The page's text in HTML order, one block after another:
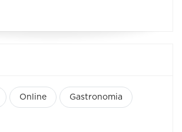
Online Gastronomia